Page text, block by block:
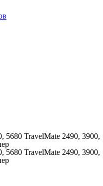
5680 TravelMate 2490, 3900,
5680 TravelMate 2490, 3900,